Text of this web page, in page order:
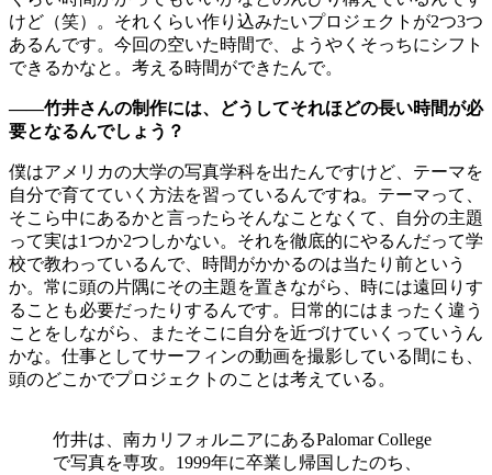
けど（笑）。それくらい作り込みたいプロジェクトが2つ3つ
あるんです。今回の空いた時間で、ようやくそっちにシフト
できるかなと。考える時間ができたんで。
——竹井さんの制作には、どうしてそれほどの長い時間が必
要となるんでしょう？
僕はアメリカの大学の写真学科を出たんですけど、テーマを
自分で育てていく方法を習っているんですね。テーマって、
そこら中にあるかと言ったらそんなことなくて、自分の主題
って実は1つか2つしかない。それを徹底的にやるんだって学
校で教わっているんで、時間がかかるのは当たり前という
か。常に頭の片隅にその主題を置きながら、時には遠回りす
ることも必要だったりするんです。日常的にはまったく違う
ことをしながら、またそこに自分を近づけていくっていうん
かな。仕事としてサーフィンの動画を撮影している間にも、
頭のどこかでプロジェクトのことは考えている。
竹井は、南カリフォルニアにあるPalom­ar College
で写真を専攻。1999年に卒業し帰国したのち、